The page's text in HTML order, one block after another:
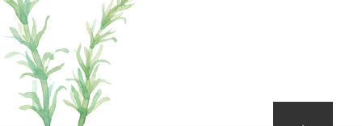
ページの先頭へ